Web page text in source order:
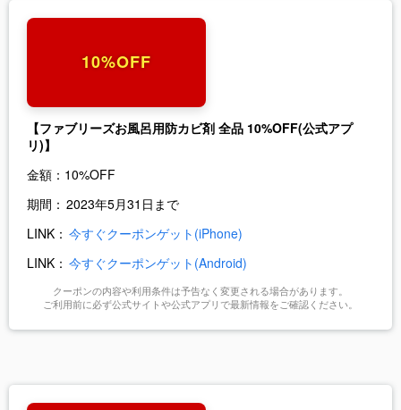
10%OFF
【ファブリーズお風呂用防カビ剤 全品 10%OFF(公式アプ
リ)】
金額： 10%OFF
期間： 2023年5月31日まで
LINK： 今すぐクーポンゲット(iPhone)
LINK： 今すぐクーポンゲット(Android)
クーポンの内容や利用条件は予告なく変更される場合があります。
ご利用前に必ず公式サイトや公式アプリで最新情報をご確認ください。